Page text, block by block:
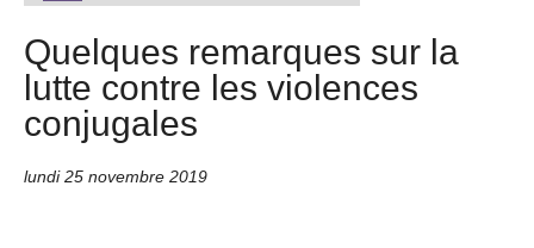
Quelques remarques sur la
lutte contre les violences
conjugales
lundi 25 novembre 2019